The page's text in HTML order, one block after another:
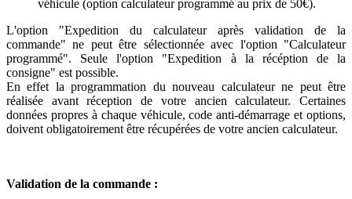
véhicule (option calculateur programmé au prix de 50€).
L'option "Expedition du calculateur après validation de la
commande" ne peut être sélectionnée avec l'option "Calculateur
programmé". Seule l'option "Expedition à la récéption de la
consigne" est possible.
En effet la programmation du nouveau calculateur ne peut être
réalisée avant réception de votre ancien calculateur. Certaines
données propres à chaque véhicule, code anti-démarrage et options,
doivent obligatoirement être récupérées de votre ancien calculateur.
Validation de la commande :